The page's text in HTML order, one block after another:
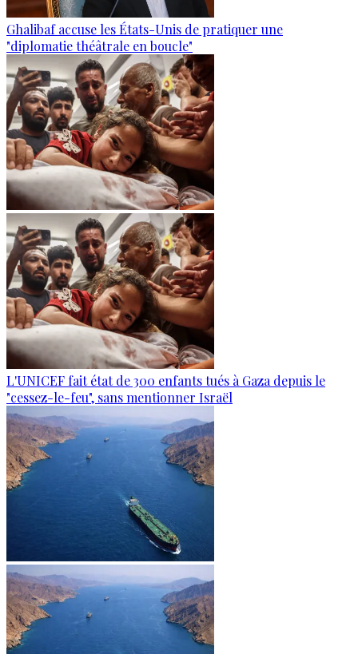
Ghalibaf accuse les États-Unis de pratiquer une
"diplomatie théâtrale en boucle"
L'UNICEF fait état de 300 enfants tués à Gaza depuis le
"cessez-le-feu", sans mentionner Israël